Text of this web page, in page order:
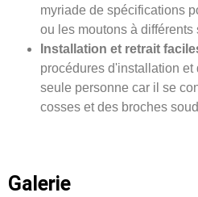
myriade de spécifications
ou les moutons à
Installation et retrait
procédures d'installation et
seule personne car il se
cosses et des broches
Galerie